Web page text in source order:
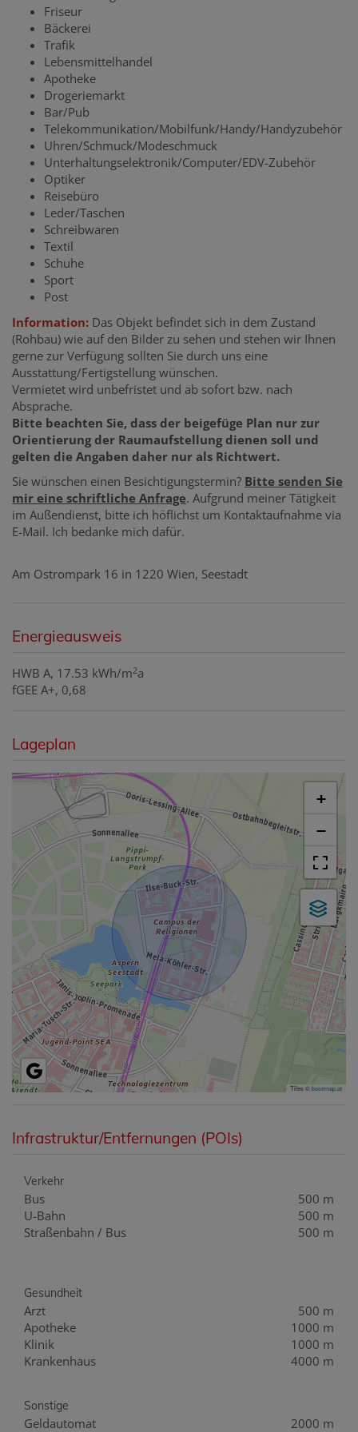
Friseur
Bäckerei
Trafik
Lebensmittelhandel
Apotheke
Drogeriemarkt
Bar/Pub
Telekommunikation/Mobilfunk/Handy/Handyzubehör
Uhren/Schmuck/Modeschmuck
Unterhaltungselektronik/Computer/EDV-Zubehör
Optiker
Reisebüro
Leder/Taschen
Schreibwaren
Textil
Schuhe
Sport
Post
Information: Das Objekt befindet sich in dem Zustand
(Rohbau) wie auf den Bilder zu sehen und stehen wir Ihnen
gerne zur Verfügung sollten Sie durch uns eine
Ausstattung/Fertigstellung wünschen.
Vermietet wird unbefristet und ab sofort bzw. nach
Absprache.
Bitte beachten Sie, dass der beigefüge Plan nur zur
Orientierung der Raumaufstellung dienen soll und
gelten die Angaben daher nur als Richtwert.
Sie wünschen einen Besichtigungstermin? Bitte senden Sie
mir eine schriftliche Anfrage. Aufgrund meiner Tätigkeit
im Außendienst, bitte ich höflichst um Kontaktaufnahme via
E-Mail. Ich bedanke mich dafür.
Am Ostrompark 16 in 1220 Wien, Seestadt
Energieausweis
HWB A, 17.53 kWh/m2a
fGEE A+, 0,68
Lageplan
+
−
Tiles ©basemap.at
Infrastruktur/Entfernungen (POIs)
Verkehr
Bus
500 m
U-Bahn
500 m
Straßenbahn / Bus
500 m
Gesundheit
Arzt
500 m
Apotheke
1000 m
Klinik
1000 m
Krankenhaus
4000 m
Sonstige
Geldautomat
2000 m